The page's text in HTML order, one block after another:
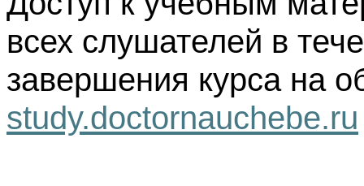
всех слушателей в
завершения курса на
study.doctornauchebe.ru